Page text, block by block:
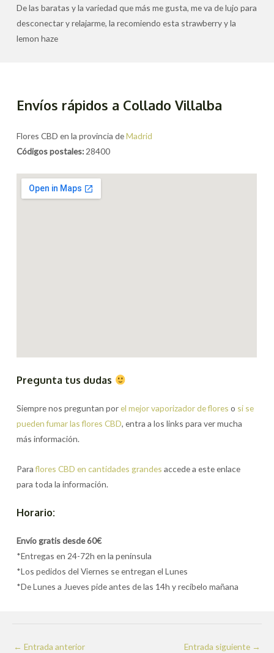
De las baratas y la variedad que más me gusta, me va de lujo para
desconectar y relajarme, la recomiendo esta strawberry y la
lemon haze
Envíos rápidos a Collado Villalba
Flores CBD en la provincia deMadrid
Códigos postales: 28400
Pregunta tus dudas
Siempre nos preguntan porel mejor vaporizador de flores o si se
pueden fumar las flores CBD, entra a los links para ver mucha
más información.
Paraflores CBD en cantidades grandes accede a este enlace
para toda la información.
Horario:
Envío gratis desde 60€
*Entregas en 24-72h en la península
*Los pedidos del Viernes se entregan el Lunes
*De Lunes a Jueves pide antes de las 14h y recíbelo mañana
Navegación
← Entrada anterior Entrada siguiente →